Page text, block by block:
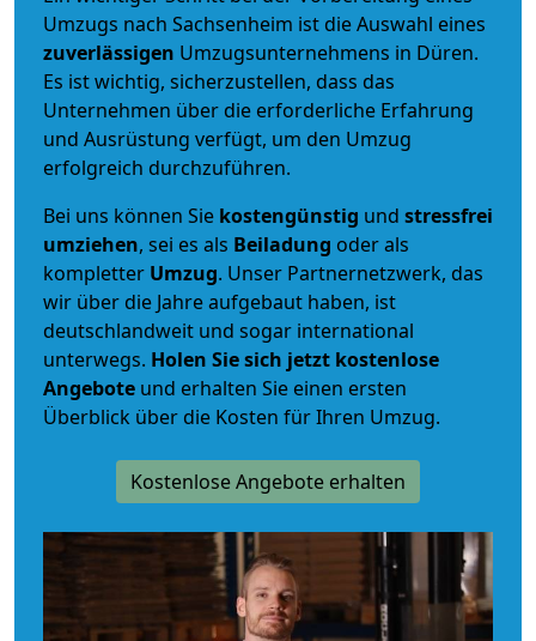
Umzugs nach Sachsenheim ist die Auswahl eines
zuverlässigen Umzugsunternehmens in Düren.
Es ist wichtig, sicherzustellen, dass das
Unternehmen über die erforderliche Erfahrung
und Ausrüstung verfügt, um den Umzug
erfolgreich durchzuführen.
Bei uns können Sie kostengünstig und stressfrei
umziehen, sei es als Beiladung oder als
kompletter Umzug. Unser Partnernetzwerk, das
wir über die Jahre aufgebaut haben, ist
deutschlandweit und sogar international
unterwegs. Holen Sie sich jetzt kostenlose
Angebote und erhalten Sie einen ersten
Überblick über die Kosten für Ihren Umzug.
Kostenlose Angebote erhalten